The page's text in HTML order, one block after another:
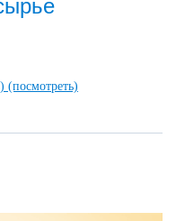
(посмотреть)